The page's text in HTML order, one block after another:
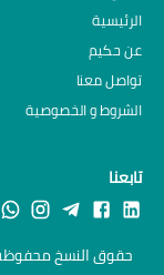
الرئيسية
عن حكيم
تواصل معنا
الشروط و الخصوصية
تابعنا
حقوق النسخ محفوظة ©